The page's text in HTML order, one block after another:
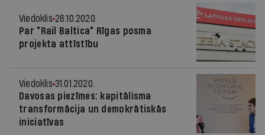
Viedoklis 26.10.2020.
Par "Rail Baltica" Rīgas posma
projekta attīstību
Viedoklis 31.01.2020.
Davosas piezīmes: kapitālisma
transformācija un demokrātiskās
iniciatīvas